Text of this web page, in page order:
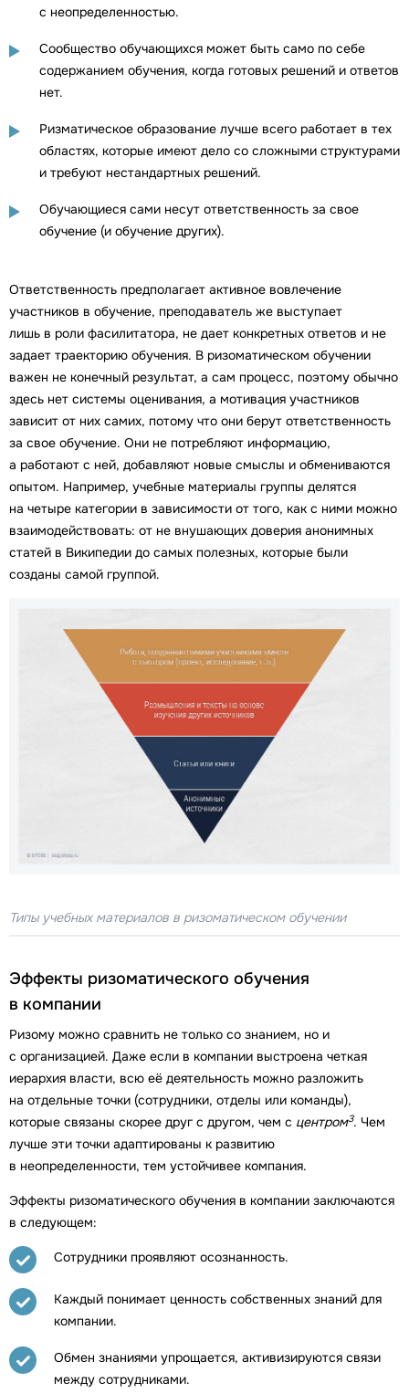
с неопределенностью.
Сообщество обучающихся может быть само по себе
содержанием обучения, когда готовых решений и ответов
нет.
Ризматическое образование лучше всего работает в тех
областях, которые имеют дело со сложными структурами
и требуют нестандартных решений.
Обучающиеся сами несут ответственность за свое
обучение (и обучение других).
Ответственность предполагает активное вовлечение
участников в обучение, преподаватель же выступает
лишь в роли фасилитатора, не дает конкретных ответов и не
задает траекторию обучения. В ризоматическом обучении
важен не конечный результат, а сам процесс, поэтому обычно
здесь нет системы оценивания, а мотивация участников
зависит от них самих, потому что они берут ответственность
за свое обучение. Они не потребляют информацию,
а работают с ней, добавляют новые смыслы и обмениваются
опытом. Например, учебные материалы группы делятся
на четыре категории в зависимости от того, как с ними можно
взаимодействовать: от не внушающих доверия анонимных
статей в Википедии до самых полезных, которые были
созданы самой группой.
Типы учебных материалов в ризоматическом обучении
Эффекты ризоматического обучения
в компании
Ризому можно сравнить не только со знанием, но и
с организацией. Даже если в компании выстроена четкая
иерархия власти, всю её деятельность можно разложить
на отдельные точки (сотрудники, отделы или команды),
которые связаны скорее друг с другом, чем с центром3. Чем
лучше эти точки адаптированы к развитию
в неопределенности, тем устойчивее компания.
Эффекты ризоматического обучения в компании заключаются
в следующем:
Сотрудники проявляют осознанность.
Каждый понимает ценность собственных знаний для
компании.
Обмен знаниями упрощается, активизируются связи
между сотрудниками.